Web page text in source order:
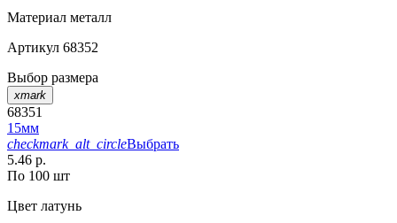
Материал металл
Артикул 68352
Выбор размера
xmark
68351
15мм
checkmark_alt_circleВыбрать
5.46 р.
По 100 шт
Цвет латунь